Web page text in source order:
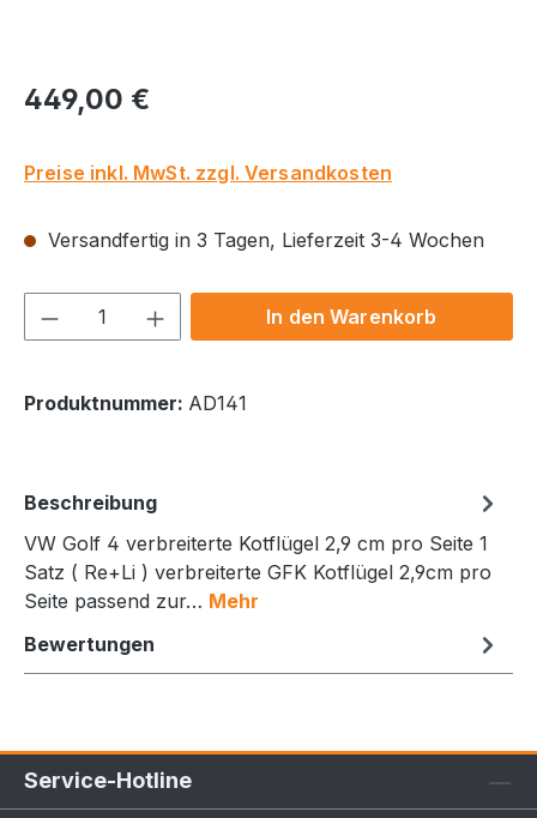
Regulärer Preis:
449,00 €
Preise inkl. MwSt. zzgl. Versandkosten
Versandfertig in 3 Tagen, Lieferzeit 3-4 Wochen
Produkt Anzahl: Gib denIn den Warenkorb
Produktnummer: AD141
Beschreibung
VW Golf 4 verbreiterte Kotflügel 2,9 cm pro Seite 1
Satz ( Re+Li ) verbreiterte GFK Kotflügel 2,9cm pro
Seite passend zur… Mehr
Bewertungen
Service-Hotline